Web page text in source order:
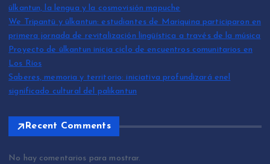
ülkantun, la lengua y la cosmovisión mapuche
We Tripantü y ülkantun: estudiantes de Mariquina participaron en
primera jornada de revitalización lingüística a través de la música
Proyecto de ülkantun inicia ciclo de encuentros comunitarios en
Los Ríos
Saberes, memoria y territorio: iniciativa profundizará enel
significado cultural del palikantun
Recent Comments
No hay comentarios para mostrar.